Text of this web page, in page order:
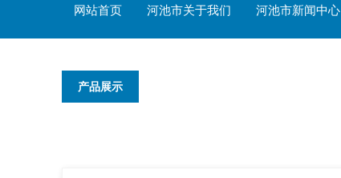
网站首页 河池市关于我们 河池市新闻中心
产品展示